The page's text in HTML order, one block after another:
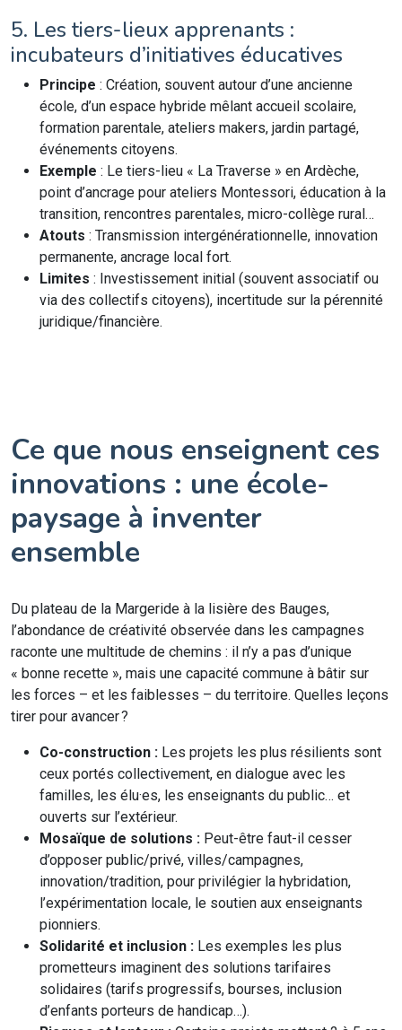
5. Les tiers-lieux apprenants :
incubateurs d’initiatives éducatives
Principe : Création, souvent autour d’une ancienne
école, d’un espace hybride mêlant accueil scolaire,
formation parentale, ateliers makers, jardin partagé,
événements citoyens.
Exemple : Le tiers-lieu « La Traverse » en Ardèche,
point d’ancrage pour ateliers Montessori, éducation à la
transition, rencontres parentales, micro-collège rural…
Atouts : Transmission intergénérationnelle, innovation
permanente, ancrage local fort.
Limites : Investissement initial (souvent associatif ou
via des collectifs citoyens), incertitude sur la pérennité
juridique/financière.
Ce que nous enseignent ces
innovations : une école-
paysage à inventer
ensemble
Du plateau de la Margeride à la lisière des Bauges,
l’abondance de créativité observée dans les campagnes
raconte une multitude de chemins : il n’y a pas d’unique
« bonne recette », mais une capacité commune à bâtir sur
les forces – et les faiblesses – du territoire. Quelles leçons
tirer pour avancer ?
Co-construction : Les projets les plus résilients sont
ceux portés collectivement, en dialogue avec les
familles, les élu·es, les enseignants du public… et
ouverts sur l’extérieur.
Mosaïque de solutions : Peut-être faut-il cesser
d’opposer public/privé, villes/campagnes,
innovation/tradition, pour privilégier la hybridation,
l’expérimentation locale, le soutien aux enseignants
pionniers.
Solidarité et inclusion : Les exemples les plus
prometteurs imaginent des solutions tarifaires
solidaires (tarifs progressifs, bourses, inclusion
d’enfants porteurs de handicap…).